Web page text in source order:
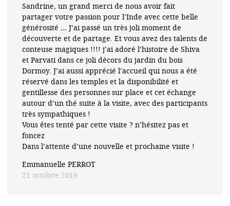
5
Emmanuelle PERROT
21 octobre 2019
Sandrine, un grand merci de nous avoir fait
partager votre passion pour l’Inde avec cette belle
générosité … J’ai passé un très joli moment de
découverte et de partage. Et vous avez des talents de
conteuse magiques !!!! j’ai adoré l’histoire de Shiva
et Parvati dans ce joli décors du jardin du bois
Dormoy. J’ai aussi apprécié l’accueil qui nous a été
réservé dans les temples et la disponibilité et
gentillesse des personnes sur place et cet échange
autour d’un thé suite à la visite, avec des participants
très sympathiques !
Vous êtes tenté par cette visite ? n’hésitez pas et
foncez
Dans l’attente d’une nouvelle et prochaine visite !